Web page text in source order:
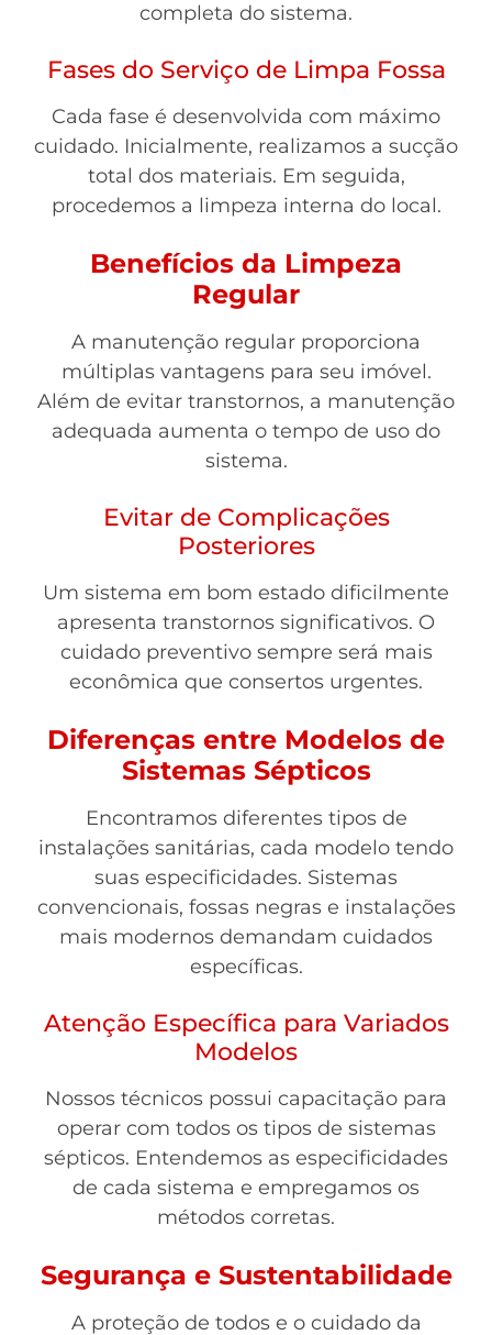
completa do sistema.
Fases do Serviço de Limpa Fossa
Cada fase é desenvolvida com máximo
cuidado. Inicialmente, realizamos a sucção
total dos materiais. Em seguida,
procedemos a limpeza interna do local.
Benefícios da Limpeza
Regular
A manutenção regular proporciona
múltiplas vantagens para seu imóvel.
Além de evitar transtornos, a manutenção
adequada aumenta o tempo de uso do
sistema.
Evitar de Complicações
Posteriores
Um sistema em bom estado dificilmente
apresenta transtornos significativos. O
cuidado preventivo sempre será mais
econômica que consertos urgentes.
Diferenças entre Modelos de
Sistemas Sépticos
Encontramos diferentes tipos de
instalações sanitárias, cada modelo tendo
suas especificidades. Sistemas
convencionais, fossas negras e instalações
mais modernos demandam cuidados
específicas.
Atenção Específica para Variados
Modelos
Nossos técnicos possui capacitação para
operar com todos os tipos de sistemas
sépticos. Entendemos as especificidades
de cada sistema e empregamos os
métodos corretas.
Segurança e Sustentabilidade
A proteção de todos e o cuidado da